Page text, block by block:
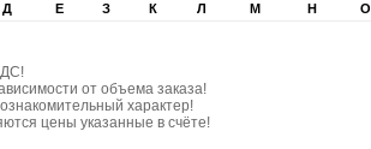
Д Е З К Л М Н О
от объема заказа!
характер!
цены указанные в счёте!